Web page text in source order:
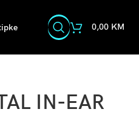
0,00 KM
IN-EAR